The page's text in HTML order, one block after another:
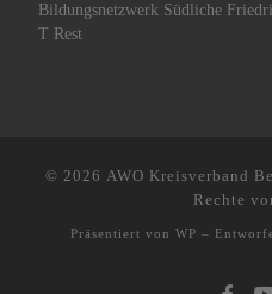
Bildungsnetzwerk Südliche
T Rest
© 2026 AWO Kreisverband
Rechte
Präsentiert von WP –